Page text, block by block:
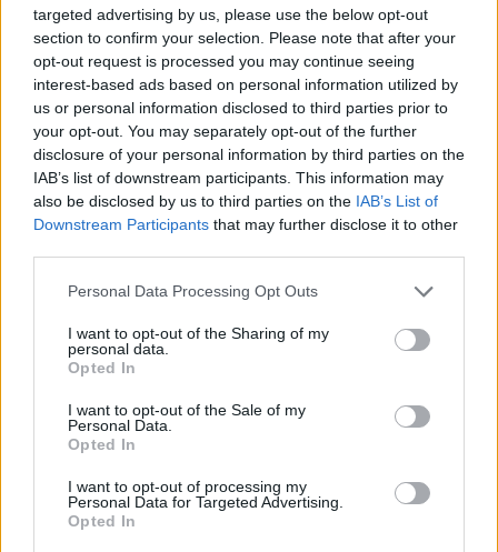
targeted advertising by us, please use the below opt-out
section to confirm your selection. Please note that after your
opt-out request is processed you may continue seeing
interest-based ads based on personal information utilized by
us or personal information disclosed to third parties prior to
your opt-out. You may separately opt-out of the further
disclosure of your personal information by third parties on the
IAB’s list of downstream participants. This information may
also be disclosed by us to third parties on the IAB’s List of
Downstream Participants that may further disclose it to other
Personal Data Processing Opt Outs
I want to opt-out of the Sharing of my
personal data.
Opted In
I want to opt-out of the Sale of my
Personal Data.
Opted In
I want to opt-out of processing my
Personal Data for Targeted Advertising.
Opted In
De reviews op deze pagina zijn door de gebruikers
gegenereerd en vervolgens gelezen en aangepast alvorens
goedkeuring, om zo te voldoen aan onze standaarden wat betreft
een review voor een medicijn. Voor het delen van ervaringen is
geen medische kennis noodzakelijk. Op deze manier geven de
reviews alleen een beeld van de ervaring van de schrijvers en niet
die van de eigenaar van deze website. Denk er aan dat de
ervaringen kunnen verschillen van persoon tot persoon en dat u
voor medisch advies altijd contact op moet nemen met uw arts of
apotheker.